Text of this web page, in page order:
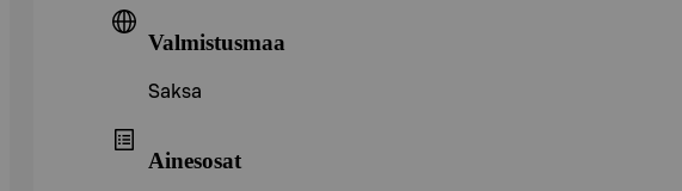
Valmistusmaa
Saksa
Ainesosat